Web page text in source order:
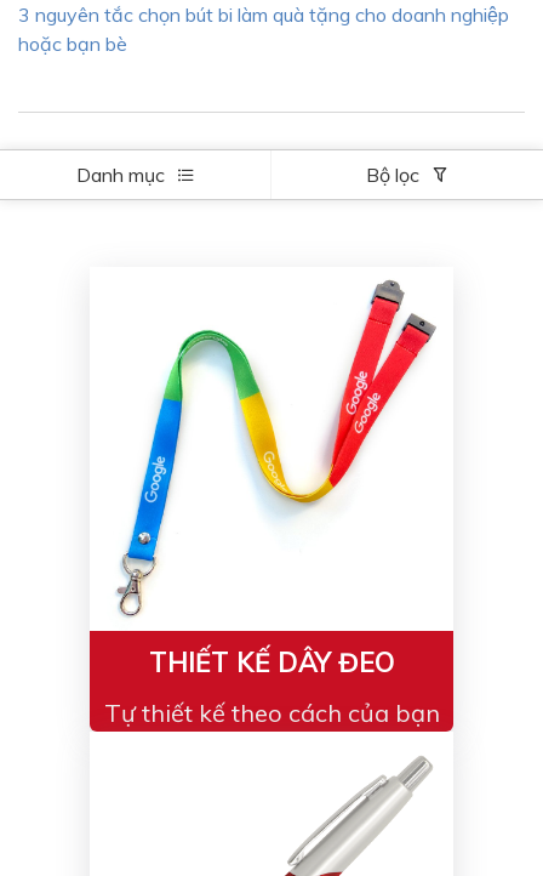
3 nguyên tắc chọn bút bi làm quà tặng cho doanh nghiệp
hoặc bạn bè
Danh mục Bộ lọc
THIẾT KẾ DÂY ĐEO
Tự thiết kế theo cách của bạn